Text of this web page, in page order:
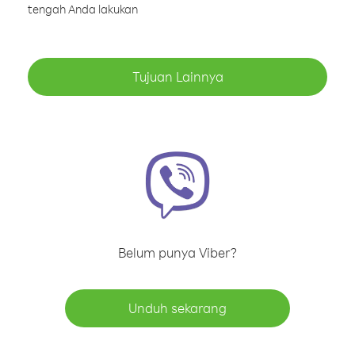
tengah Anda lakukan
Tujuan Lainnya
Belum punya Viber?
Unduh sekarang